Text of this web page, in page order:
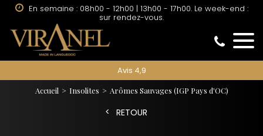
sur rendez-vous.
Avis 4,9
Accueil Insolites Arômes Sauvages (IGP Pays d'OC)
RETOUR